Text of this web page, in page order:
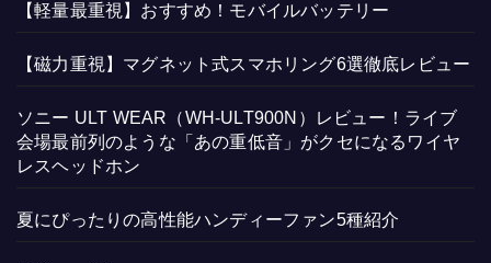
【軽量最重視】おすすめ！モバイルバッテリー
【磁力重視】マグネット式スマホリング6選徹底レビュー
ソニー ULT WEAR（WH-ULT900N）レビュー！ライブ
会場最前列のような「あの重低音」がクセになるワイヤ
レスヘッドホン
夏にぴったりの高性能ハンディーファン5種紹介